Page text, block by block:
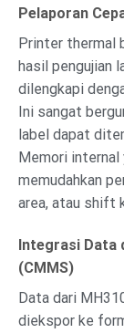
Pelaporan
Printer thermal
hasil pengujian
dilengkapi
Ini sangat
label dapat
Memori internal
memudahkan
area, atau shift
Integrasi Data
(CMMS)
Data dari
diekspor ke